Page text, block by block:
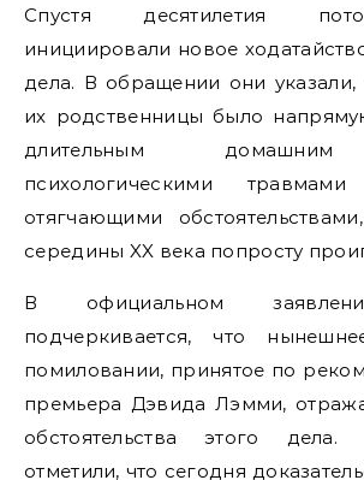
Спустя десятилетия
инициировали новое
дела. В обращении они указали,
их родственницы было
длительным домашним
психологическими
отягчающими
середины XX века попросту
В официальном
подчеркивается, что
помиловании, принятое по
премьера Дэвида Лэмми,
обстоятельства этого
отметили, что сегодня